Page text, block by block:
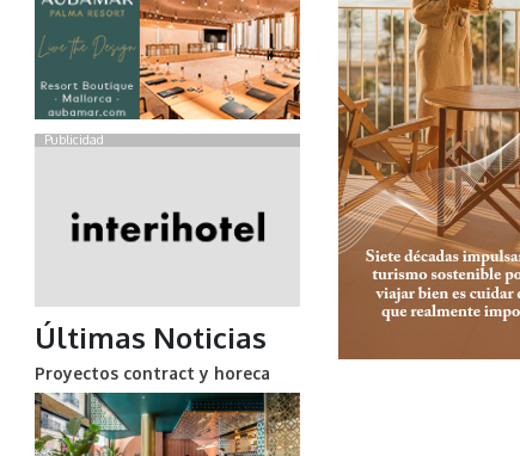
Publicidad
Últimas Noticias
Proyectos contract y horeca